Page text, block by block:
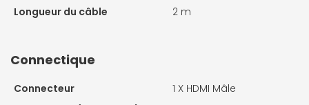
Longueur du câble
2 m
Connectique
Connecteur 1 X HDMI Mâle